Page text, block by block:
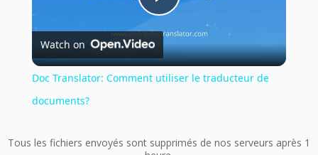
Play
Video
Watch on
Doc Translator: Comment utiliser le traducteur de
documents?
Tous les fichiers envoyés sont supprimés de nos serveurs après 1